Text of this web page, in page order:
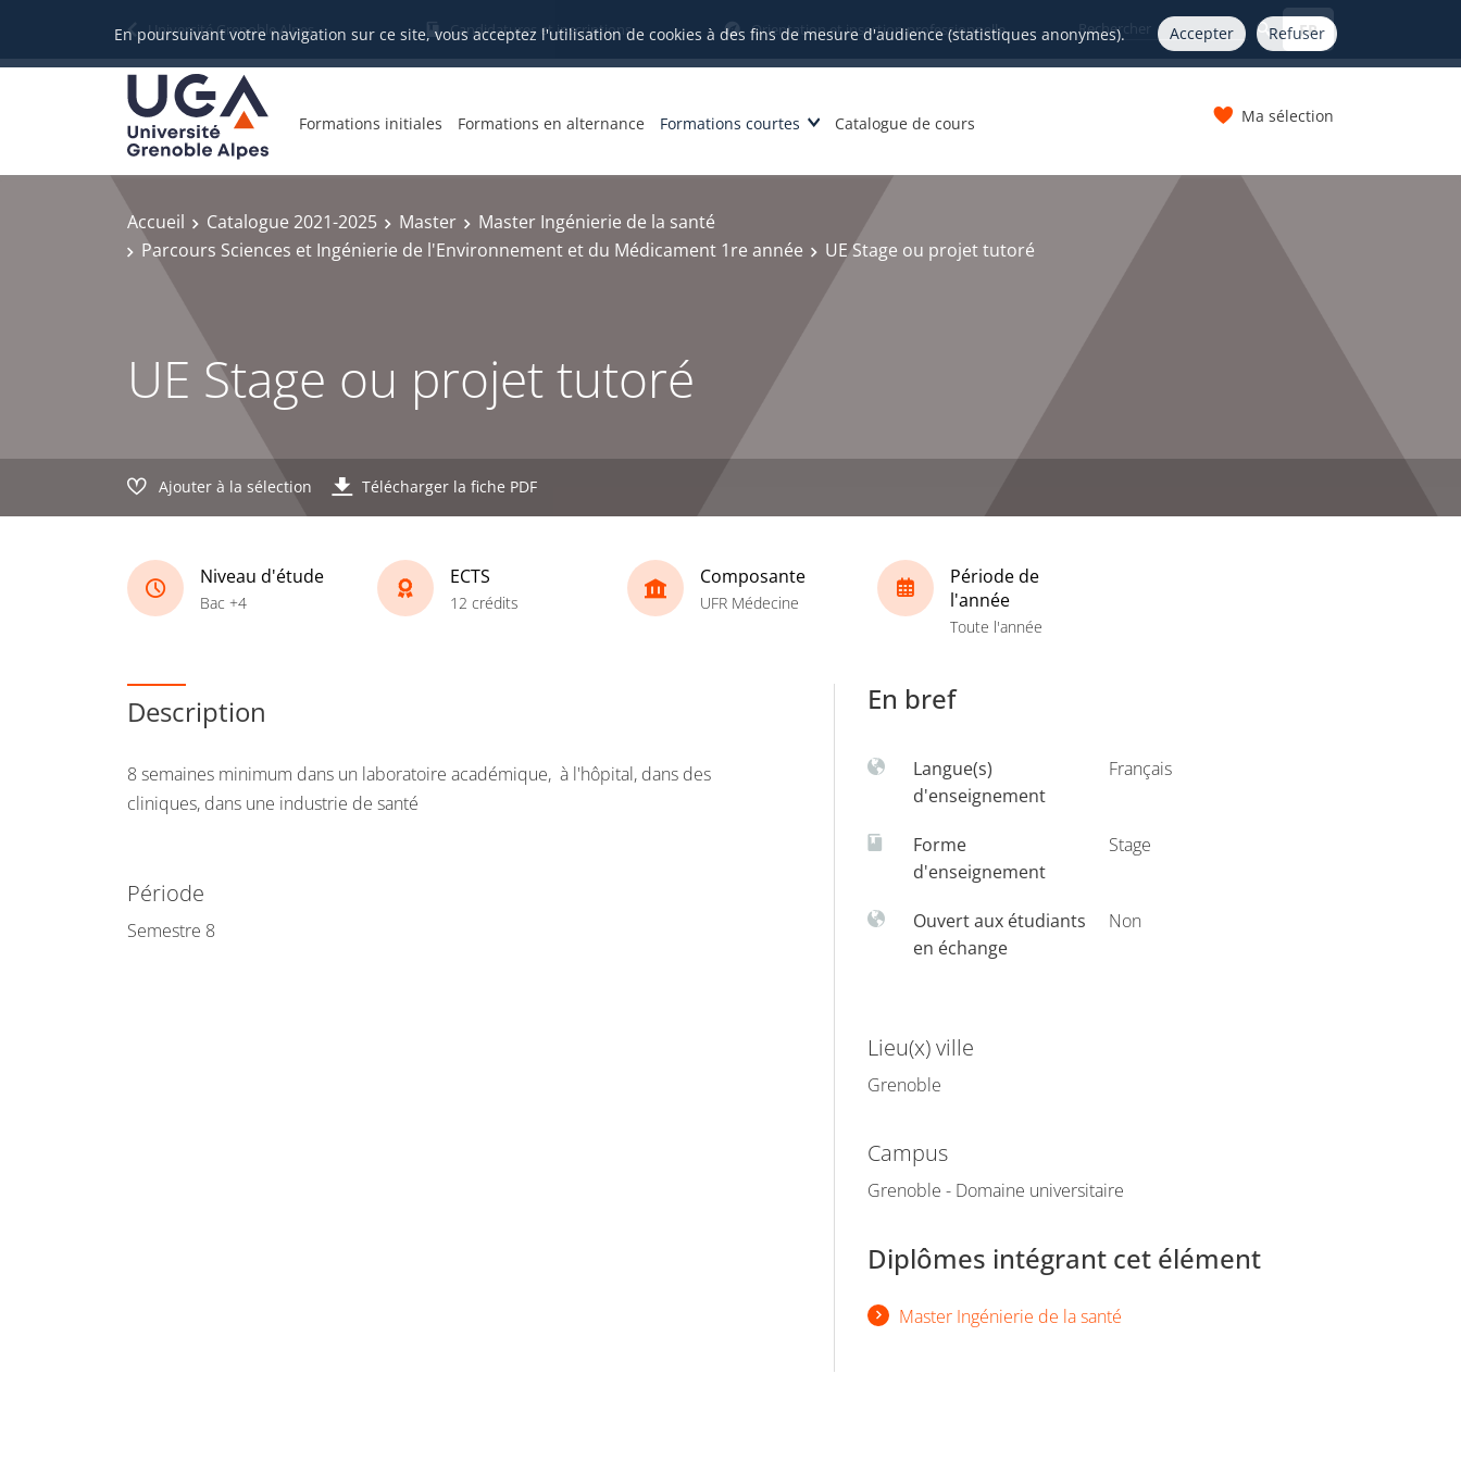
En poursuivant votre navigation sur ce site, vous acceptez l'utilisation de cookies à des fins de mesure d'audience (statistiques anonymes). Accepter Refuser
Université Grenoble Alpes Candidatures et inscriptions Orientation et insertion professionnelle FR
Formations initiales Formations en alternance Formations courtes Catalogue de cours Ma sélection
Accueil Catalogue 2021-2025 Master
Master Ingénierie de la santé
Parcours Sciences et Ingénierie de l'Environnement et du Médicament 1re année
UE Stage ou projet tutoré
UE Stage ou projet tutoré
Ajouter à la sélection Télécharger la fiche PDF
Niveau d'étude
Bac +4
ECTS
12 crédits
Composante
UFR Médecine
Période de
l'année
Toute l'année
Description
8 semaines minimum dans un laboratoire académique, à l'hôpital, dans des
cliniques, dans une industrie de santé
Période
Semestre 8
En bref
Langue(s)
d'enseignement
Français
Forme
d'enseignement
Stage
Ouvert aux étudiants
en échange
Non
Lieu(x) ville
Grenoble
Campus
Grenoble - Domaine universitaire
Diplômes intégrant cet élément
Master Ingénierie de la santé